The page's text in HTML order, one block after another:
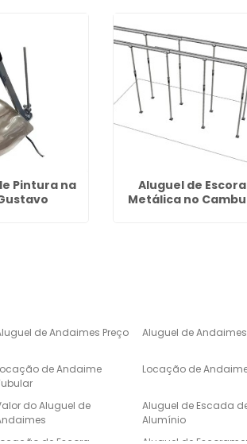
Pintura na
Aluguel de Escora
Metálica no
de Andaimes Preço Aluguel de
de Andaime
Locação de
do Aluguel de
Aluguel de Escada
Alumínio